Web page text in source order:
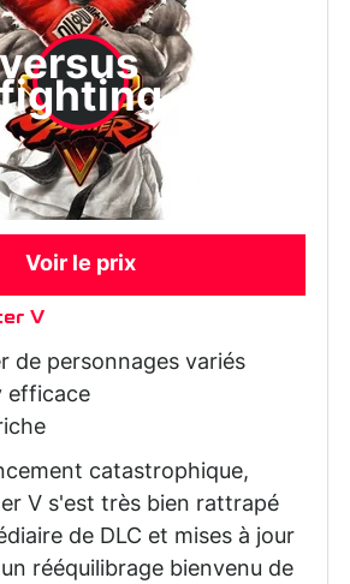
versus
fighting
Voir le prix
V
de personnages variés
efficace
catastrophique,
V s'est très bien rattrapé
de DLC et mises à jour
rééquilibrage bienvenu de